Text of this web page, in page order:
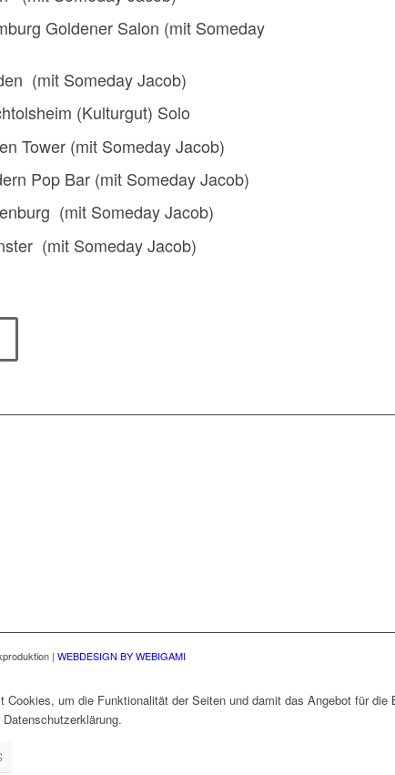
Goldener Salon (mit Someday
(mit Someday Jacob)
(Kulturgut) Solo
Tower (mit Someday Jacob)
Pop Bar (mit Someday Jacob)
(mit Someday Jacob)
(mit Someday Jacob)
| WEBDESIGN BY WEBIGAMI
Cookies, um die Funktionalität der Seiten und damit das Angebot für